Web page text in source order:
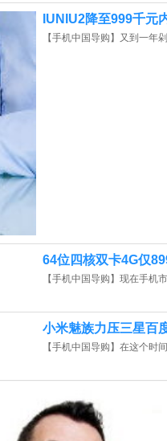
IUNIU2降至999千元
【手机中国导购】又到一
64位四核双卡4G仅
【手机中国导购】现在手
小米魅族力压三星百
【手机中国导购】在这个